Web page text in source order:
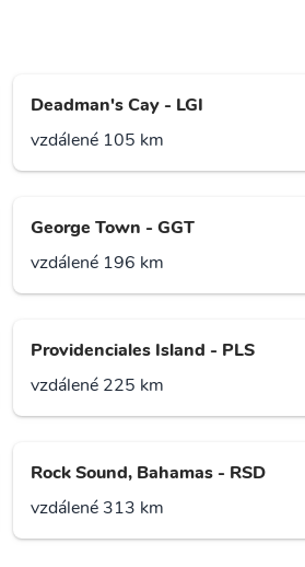
Deadman's Cay - LGI
vzdálené 105 km
George Town - GGT
vzdálené 196 km
Providenciales Island - PLS
vzdálené 225 km
Rock Sound, Bahamas - RSD
vzdálené 313 km